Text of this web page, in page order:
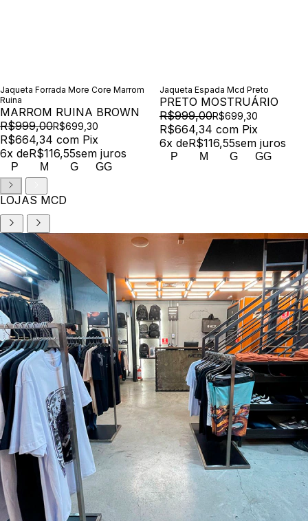
Jaqueta Forrada More Core Marrom
Ruina
MARROM RUINA BROWN
R$999,00R$699,30
R$664,34 com Pix
6x deR$116,55sem juros
P M G GG
Jaqueta Espada Mcd Preto
PRETO MOSTRUÁRIO
R$999,00R$699,30
R$664,34 com Pix
6x deR$116,55sem juros
P M G GG
LOJAS MCD